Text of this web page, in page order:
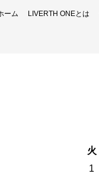
ーム LIVERTH ONEとは
火
1